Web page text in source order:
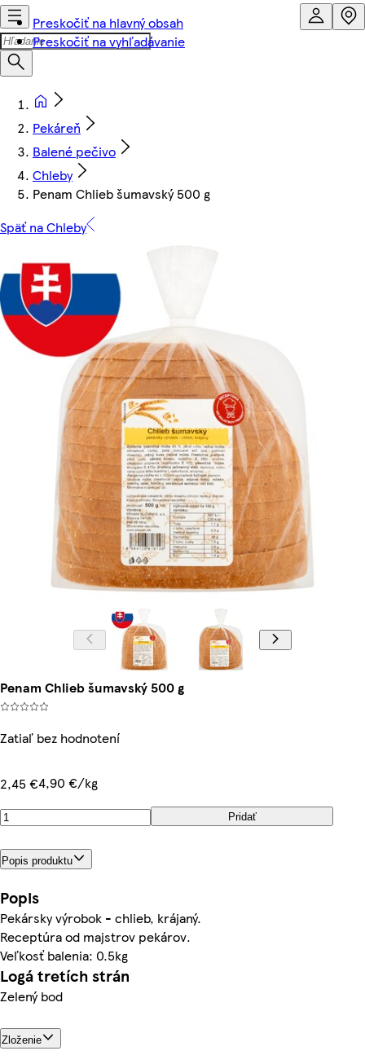
Preskočiť na hlavný obsah
Preskočiť na vyhľadávanie
Pekáreň
Balené pečivo
Chleby
Penam Chlieb šumavský 500 g
Späť na Chleby
Penam Chlieb šumavský 500 g
Zatiaľ bez hodnotení
2,45 €4,90 €/kg
Pridať
Popis produktu
Popis
Pekársky výrobok - chlieb, krájaný.
Receptúra od majstrov pekárov.
Veľkosť balenia: 0.5kg
Logá tretích strán
Zelený bod
Zloženie